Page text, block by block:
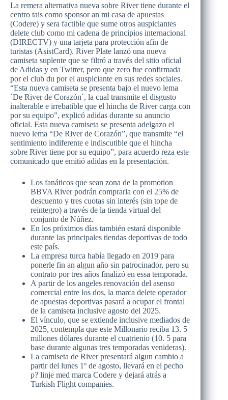
La remera alternativa nueva sobre River tiene durante el
centro tais como sponsor an mi casa de apuestas
(Codere) y sera factible que sume otros auspiciantes
delete club como mi cadena de principios internacional
(DIRECTV) y una tarjeta para protección afin de
turistas (AsistCard). River Plate lanzó una nueva
camiseta suplente que se filtró a través del sitio oficial
de Adidas y en Twitter, pero que zero fue confirmada
por el club du por el auspiciante en sus redes sociales.
“Esta nueva camiseta se presenta bajo el nuevo lema
´De River de Corazón´, la cual transmite el disgusto
inalterable e irrebatible que el hincha de River carga con
por su equipo”, explicó adidas durante su anuncio
oficial. Esta nueva camiseta se presenta adelgazo el
nuevo lema “De River de Corazón”, que transmite “el
sentimiento indiferente e indiscutible que el hincha
sobre River tiene por su equipo”, para acuerdo reza este
comunicado que emitió adidas en la presentación.
Los fanáticos que sean zona de la promotion
BBVA River podrán comprarla con el 25% de
descuento y tres cuotas sin interés (sin tope de
reintegro) a través de la tienda virtual del
conjunto de Núñez.
En los próximos días también estará disponible
durante las principales tiendas deportivas de todo
este país.
La empresa turca había llegado en 2019 para
ponerle fin an algun año sin patrocinador, pero su
contrato por tres años finalizó en essa temporada.
A partir de los angeles renovación del asenso
comercial entre los dos, la marca delete operador
de apuestas deportivas pasará a ocupar el frontal
de la camiseta inclusive agosto del 2025.
El vínculo, que se extiende inclusive mediados de
2025, contempla que este Millonario reciba 13. 5
millones dólares durante el cuatrienio (10. 5 para
base durante algunas tres temporadas venideras).
La camiseta de River presentará algun cambio a
partir del lunes 1º de agosto, llevará en el pecho
p? linje med marca Codere y dejará atrás a
Turkish Flight companies.